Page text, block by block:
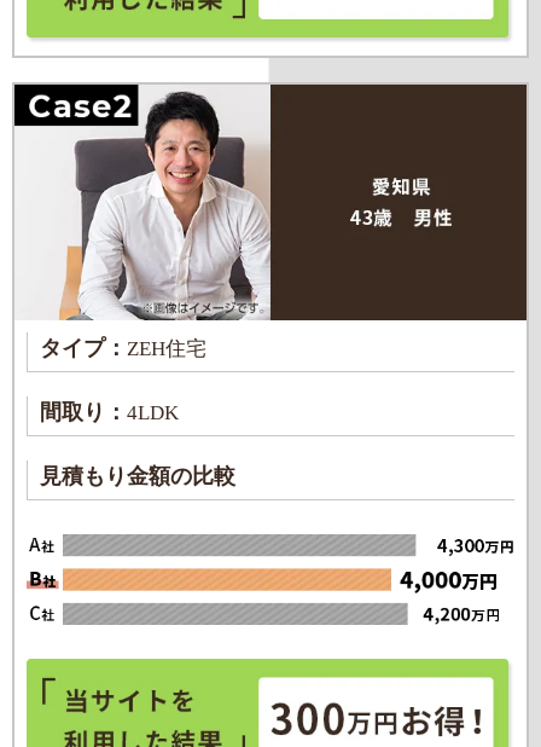
タイプ： ZEH住宅
間取り： 4LDK
見積もり金額の比較